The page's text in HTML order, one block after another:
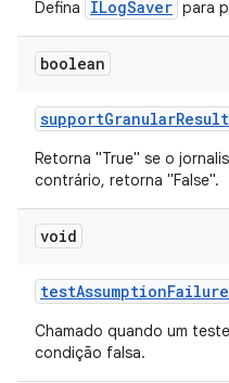
Defina ILogSaver para
boolean
supportGranular
Retorna "True" se o
contrário, retorna "False".
void
testAssumptionFailure
Chamado quando um
condição falsa.